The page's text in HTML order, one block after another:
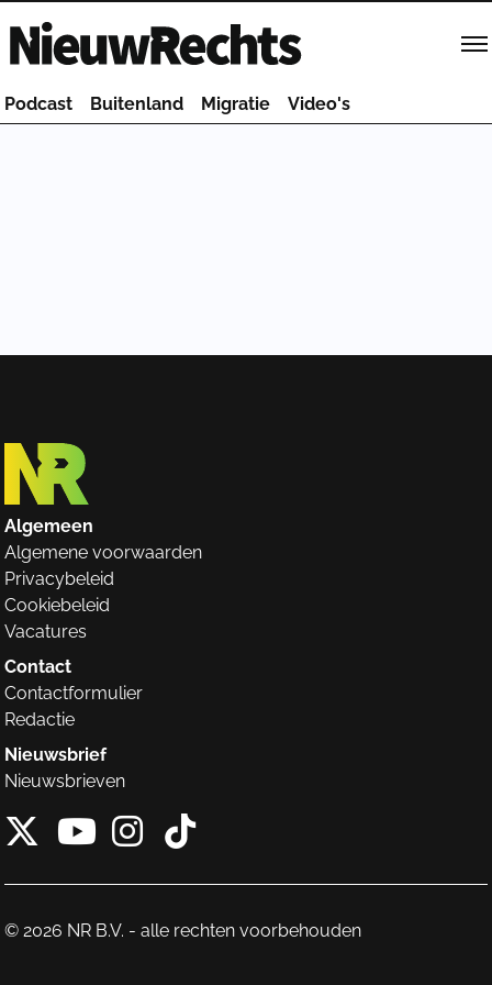
Homepage van NieuwRechts
Podcast Buitenland Migratie Video's
Algemeen
Algemene voorwaarden
Privacybeleid
Cookiebeleid
Vacatures
Contact
Contactformulier
Redactie
Nieuwsbrief
Nieuwsbrieven
X van NieuwRechts
Instagram van
Tiktok van
© 2026 NR B.V. - alle rechten voorbehouden